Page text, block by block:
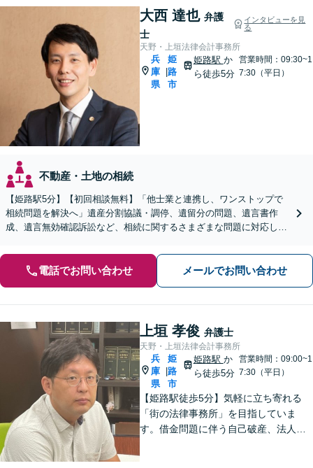
大西 達也 弁護
士
インタビューを見
る
天野・上垣法律会計事務所
兵
庫
県
姫
路
市
姫路駅 か
ら徒歩5分
営業時間：09:30~1
7:30（平日）
不動産・土地の相続
【姫路駅5分】【初回相談無料】「他士業と連携し、ワンストップで
相続問題を解決へ」遺産分割協議・調停、遺留分の問題、遺言書作
成、遺言無効確認訴訟など、相続に関するさまざまな問題に対応して
電話でお問い合わせ メールでお問い合わせ
上垣 孝俊 弁護士
天野・上垣法律会計事務所
兵
庫
県
姫
路
市
姫路駅 か
ら徒歩5分
営業時間：09:00~1
7:30（平日）
【姫路駅徒歩5分】気軽に立ち寄れる
「街の法律事務所」を目指していま
す。借金問題に伴う自己破産、法人破